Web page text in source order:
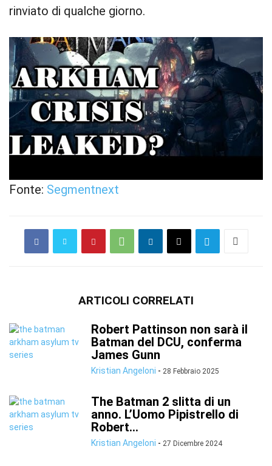
rinviato di qualche giorno.
Fonte: Segmentnext
ARTICOLI CORRELATI
Robert Pattinson non sarà il
Batman del DCU, conferma
James Gunn
Kristian Angeloni - 28 Febbraio 2025
The Batman 2 slitta di un
anno. L’Uomo Pipistrello di
Robert...
Kristian Angeloni - 27 Dicembre 2024